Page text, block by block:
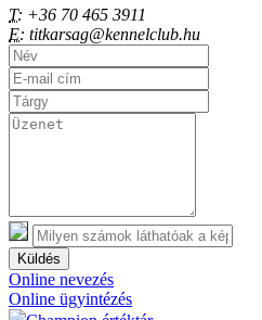
T: +36 70 465 3911
E: titkarsag@kennelclub.hu
Küldés
Online nevezés
Online ügyintézés